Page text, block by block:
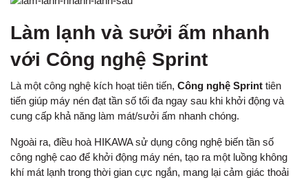
Làm lạnh và sưởi ấm nhanh
với Công nghệ Sprint
Là một công nghệ kích hoạt tiên tiến, Công nghệ Sprint tiên
tiến giúp máy nén đạt tần số tối đa ngay sau khi khởi động và
cung cấp khả năng làm mát/sưởi ấm nhanh chóng.
Ngoài ra, điều hoà HIKAWA sử dụng công nghệ biến tần số
công nghệ cao để khởi động máy nén, tạo ra một luồng không
khí mát lạnh trong thời gian cực ngắn, mang lại cảm giác thoải